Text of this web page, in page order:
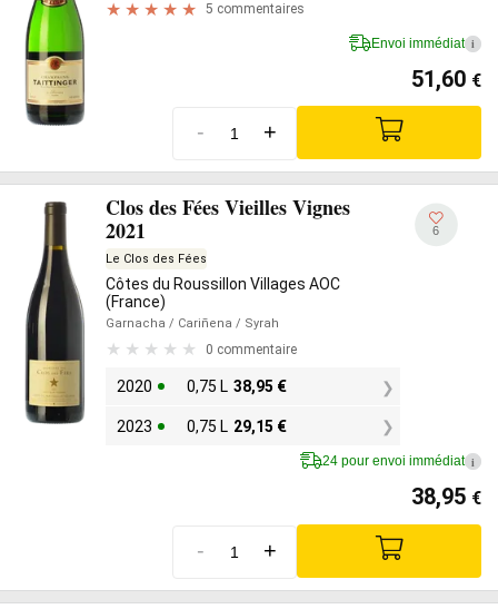
5 commentaires
Envoi immédiat i
51,60 €
- +
Clos des Fées Vieilles Vignes
2021
Le Clos des Fées
Côtes du Roussillon Villages AOC
(France)
Garnacha / Cariñena / Syrah
0 commentaire
2020 0,75 L 38,95 €
2023 0,75 L 29,15 €
6
24 pour envoi immédiat i
38,95 €
- +